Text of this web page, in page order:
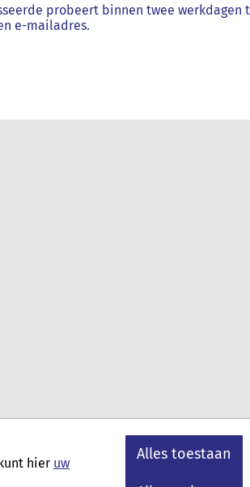
probeert binnen twee werkdagen
e-mailadres.
hier uw
Alles toestaan